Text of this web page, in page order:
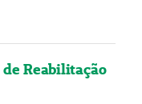
Reabilitação